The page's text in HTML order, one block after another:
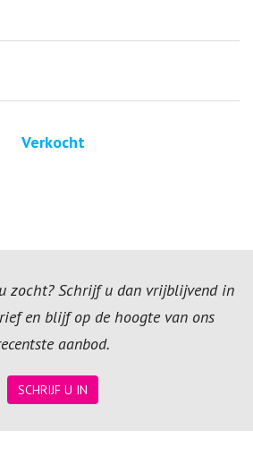
Verkocht
zocht? Schrijf u dan vrijblijvend in
en blijf op de hoogte van ons
aanbod.
SCHRIJF U IN